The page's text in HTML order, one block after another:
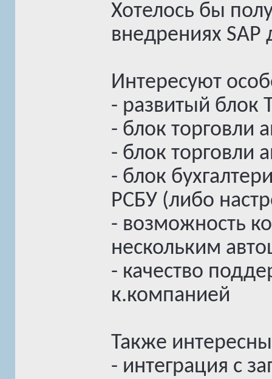
Хотелось бы
внедрениях SAP
Интересуют
- развитый блок
- блок торговли
- блок торговли
- блок
РСБУ (либо
- возможность
нескольким
- качество
к.компанией
Также
- интеграция с